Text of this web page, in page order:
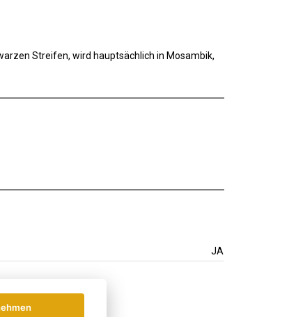
Streifen, wird hauptsächlich in Mosambik,
JA